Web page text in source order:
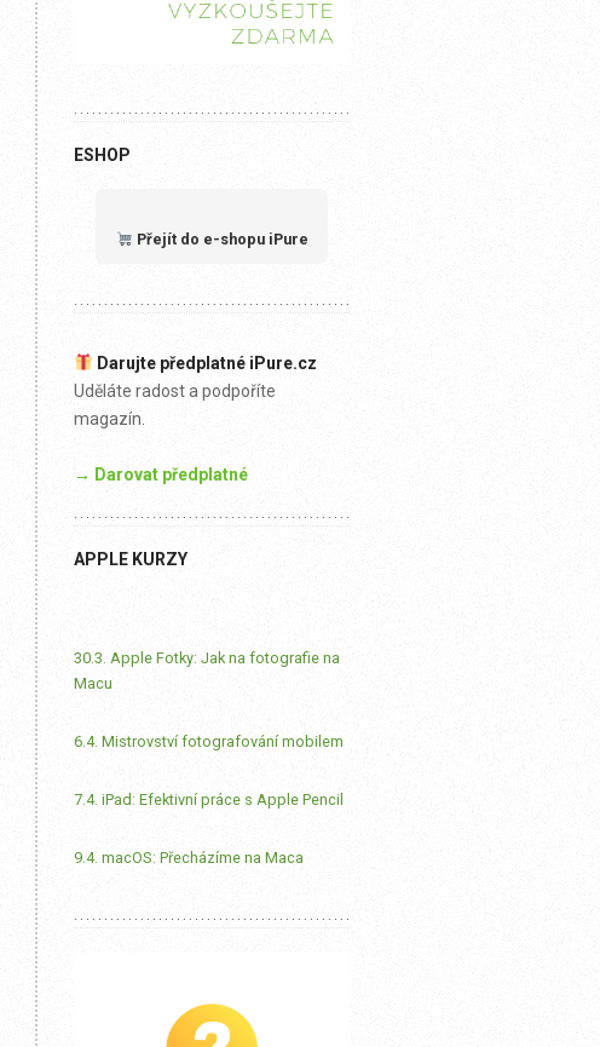
ESHOP
Přejít do e-shopu iPure
Darujte předplatné iPure.cz
Uděláte radost a podpoříte
magazín.
→ Darovat předplatné
APPLE KURZY
30.3. Apple Fotky: Jak na fotografie na
Macu
6.4. Mistrovství fotografování mobilem
7.4. iPad: Efektivní práce s Apple Pencil
9.4. macOS: Přecházíme na Maca